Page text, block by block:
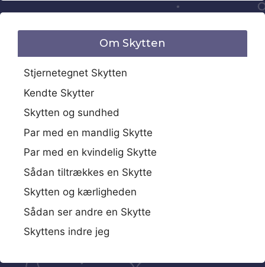
Om Skytten
Stjernetegnet Skytten
Kendte Skytter
Skytten og sundhed
Par med en mandlig Skytte
Par med en kvindelig Skytte
Sådan tiltrækkes en Skytte
Skytten og kærligheden
Sådan ser andre en Skytte
Skyttens indre jeg